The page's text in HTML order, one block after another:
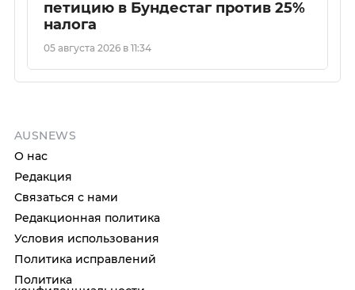
петицию в Бундестаг против 25%
налога
05 августа 2026 в 11:34
AUSNEWS
О нас
Редакция
Связаться с нами
Редакционная политика
Условия использования
Политика исправлений
Политика